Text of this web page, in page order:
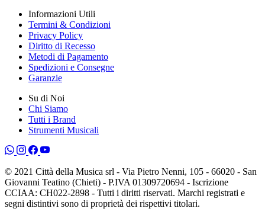
Informazioni Utili
Termini & Condizioni
Privacy Policy
Diritto di Recesso
Metodi di Pagamento
Spedizioni e Consegne
Garanzie
Su di Noi
Chi Siamo
Tutti i Brand
Strumenti Musicali
© 2021 Città della Musica srl - Via Pietro Nenni, 105 - 66020 - San
Giovanni Teatino (Chieti) - P.IVA 01309720694 - Iscrizione
CCIAA: CH022-2898 - Tutti i diritti riservati. Marchi registrati e
segni distintivi sono di proprietà dei rispettivi titolari.